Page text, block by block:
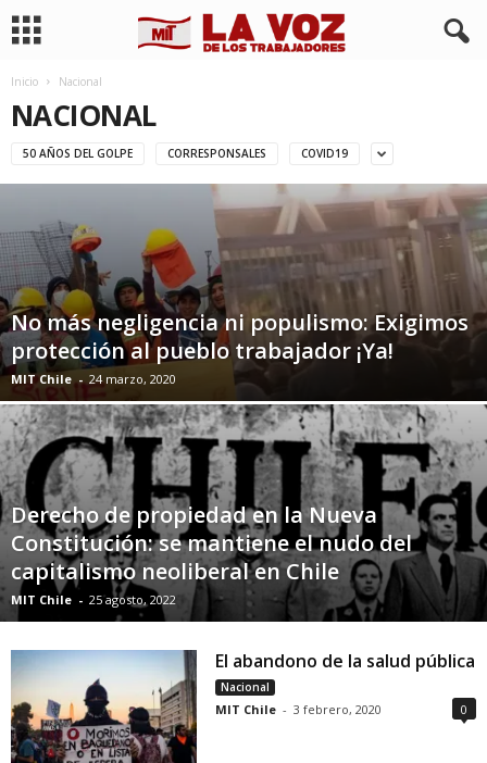
Inicio Nacional
NACIONAL
50 AÑOS DEL GOLPE CORRESPONSALES COVID19
No más negligencia ni populismo: Exigimos
protección al pueblo trabajador ¡Ya!
MIT Chile - 24 marzo, 2020
Derecho de propiedad en la Nueva
Constitución: se mantiene el nudo del
capitalismo neoliberal en Chile
MIT Chile - 25 agosto, 2022
El abandono de la salud pública
Nacional
MIT Chile - 3 febrero, 2020 0